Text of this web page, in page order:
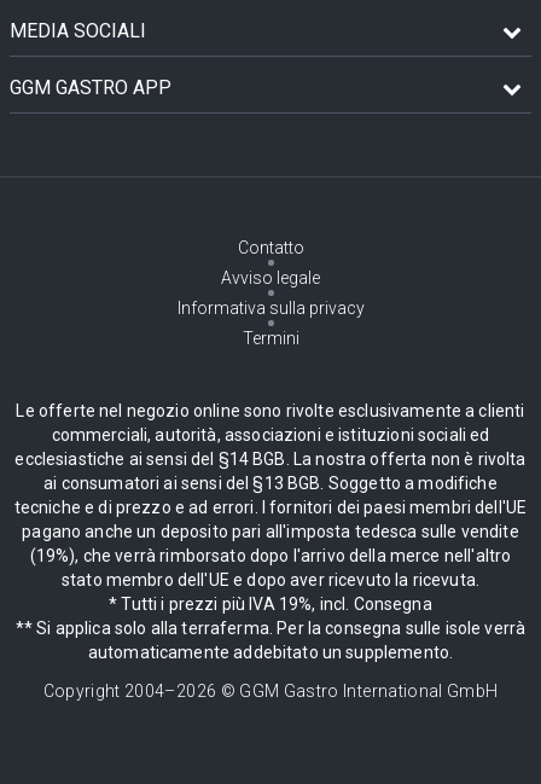
MEDIA SOCIALI
GGM GASTRO APP
Contatto
Avviso legale
Informativa sulla privacy
Termini
Le offerte nel negozio online sono rivolte esclusivamente a clienti
commerciali, autorità, associazioni e istituzioni sociali ed
ecclesiastiche ai sensi del §14 BGB. La nostra offerta non è rivolta
ai consumatori ai sensi del §13 BGB. Soggetto a modifiche
tecniche e di prezzo e ad errori. I fornitori dei paesi membri dell'UE
pagano anche un deposito pari all'imposta tedesca sulle vendite
(19%), che verrà rimborsato dopo l'arrivo della merce nell'altro
stato membro dell'UE e dopo aver ricevuto la ricevuta.
* Tutti i prezzi più IVA 19%, incl. Consegna
** Si applica solo alla terraferma. Per la consegna sulle isole verrà
automaticamente addebitato un supplemento.
Copyright 2004–2026 © GGM Gastro International GmbH